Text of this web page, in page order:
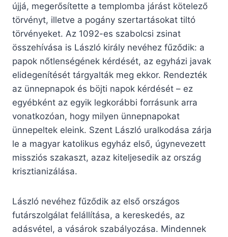
újjá, megerősítette a templomba járást kötelező
törvényt, illetve a pogány szertartásokat tiltó
törvényeket. Az 1092-es szabolcsi zsinat
összehívása is László király nevéhez fűződik: a
papok nőtlenségének kérdését, az egyházi javak
elidegenítését tárgyalták meg ekkor. Rendezték
az ünnepnapok és böjti napok kérdését – ez
egyébként az egyik legkorábbi forrásunk arra
vonatkozóan, hogy milyen ünnepnapokat
ünnepeltek eleink. Szent László uralkodása zárja
le a magyar katolikus egyház első, úgynevezett
missziós szakaszt, azaz kiteljesedik az ország
krisztianizálása.
László nevéhez fűződik az első országos
futárszolgálat felállítása, a kereskedés, az
adásvétel, a vásárok szabályozása. Mindennek